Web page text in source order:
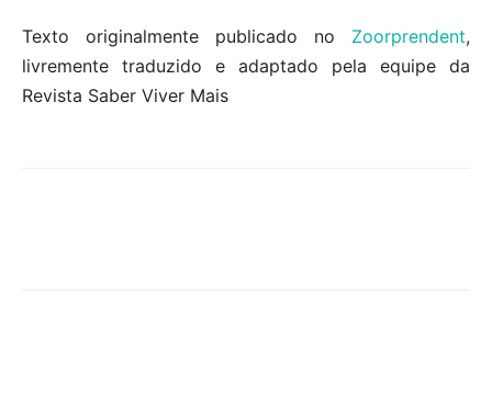
Texto originalmente publicado no Zoorprendent,
livremente traduzido e adaptado pela equipe da
Revista Saber Viver Mais